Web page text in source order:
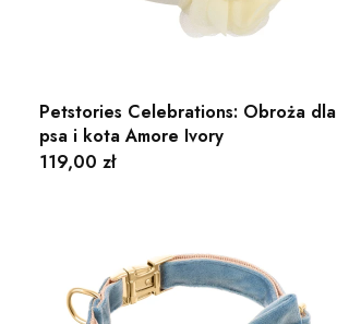
Petstories Celebrations: Obroża dla
psa i kota Amore Ivory
Cena
119,00 zł